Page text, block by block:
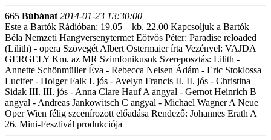
665 Búbánat 2014-01-23 13:30:00
Este a Bartók Rádióban: 19.05 – kb. 22.00 Kapcsoljuk a Bartók
Béla Nemzeti Hangversenytermet Eötvös Péter: Paradise reloaded
(Lilith) - opera Szövegét Albert Ostermaier írta Vezényel: VAJDA
GERGELY Km. az MR Szimfonikusok Szereposztás: Lilith -
Annette Schönmüller Éva - Rebecca Nelsen Ádám - Eric Stoklossa
Lucifer - Holger Falk I. jós - Avelyn Francis II. II. jós - Christina
Sidak III. III. jós - Anna Clare Hauf A angyal - Gernot Heinrich B
angyal - Andreas Jankowitsch C angyal - Michael Wagner A Neue
Oper Wien félig szcenírozott előadása Rendező: Johannes Erath A
26. Mini-Fesztivál produkciója